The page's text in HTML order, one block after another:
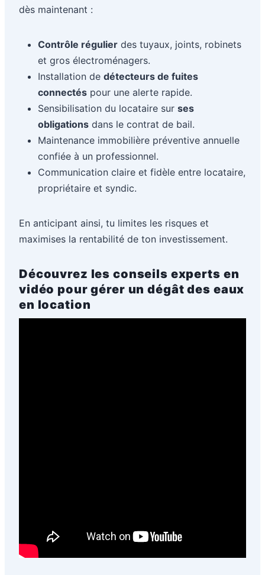
dès maintenant :
Contrôle régulier des tuyaux, joints, robinets
et gros électroménagers.
Installation de détecteurs de fuites
connectés pour une alerte rapide.
Sensibilisation du locataire sur ses
obligations dans le contrat de bail.
Maintenance immobilière préventive annuelle
confiée à un professionnel.
Communication claire et fidèle entre locataire,
propriétaire et syndic.
En anticipant ainsi, tu limites les risques et
maximises la rentabilité de ton investissement.
Découvrez les conseils experts en
vidéo pour gérer un dégât des eaux
en location